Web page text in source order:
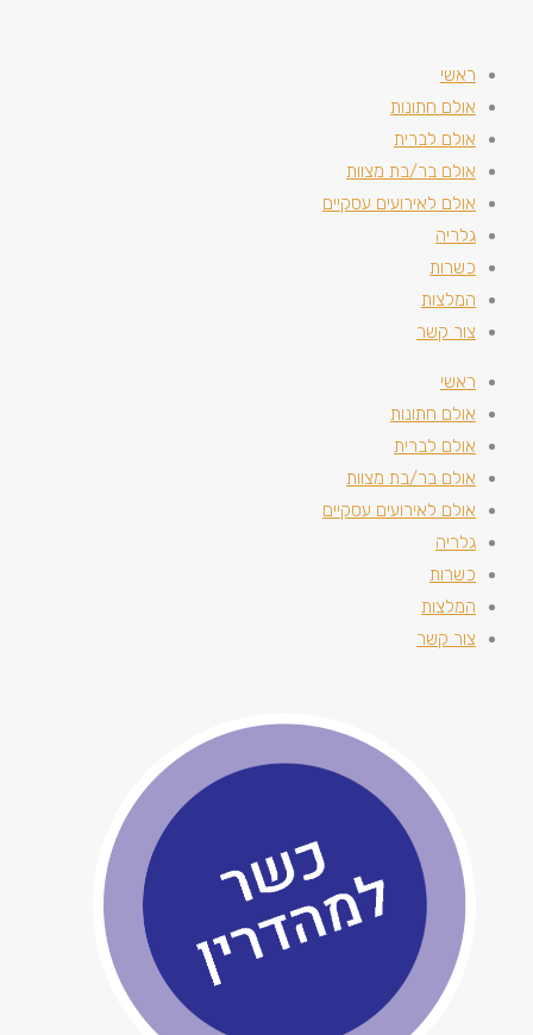
ראשי
אולם חתונות
אולם לברית
אולם בר/בת מצוות
אולם לאירועים עסקיים
גלריה
כשרות
המלצות
צור קשר
ראשי
אולם חתונות
אולם לברית
אולם בר/בת מצוות
אולם לאירועים עסקיים
גלריה
כשרות
המלצות
צור קשר